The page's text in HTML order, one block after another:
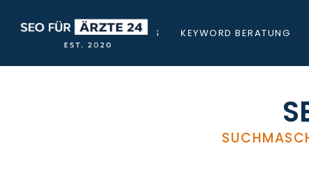
STARTSEITE ÜBER UNS KEYWORD BERATUNG